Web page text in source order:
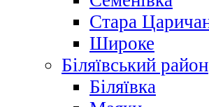
Стара
Широке
Біляївський район
Біляївка